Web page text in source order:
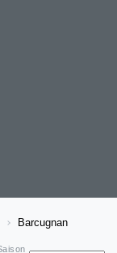
Barcugnan